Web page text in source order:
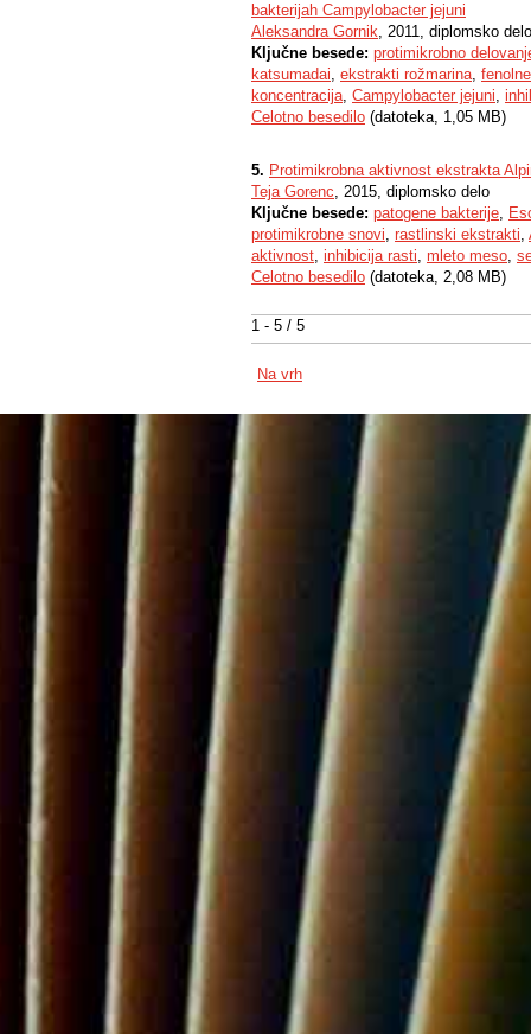
1 - 5 / 5
bakterijah Campylobacter jejuni
Aleksandra Gornik, 2011, diplomsko delo
Ključne besede: protimikrobno
katsumadai, ekstrakti rožmarina,
koncentracija, Campylobacter jejuni,
Celotno besedilo (datoteka, 1,05 MB)
5. Protimikrobna aktivnost ekstrakta
Teja Gorenc, 2015, diplomsko delo
Ključne besede: patogene bakterije,
protimikrobne snovi, rastlinski ekstrakti,
aktivnost, inhibicija rasti, mleto meso,
Celotno besedilo (datoteka, 2,08 MB)
Na vrh